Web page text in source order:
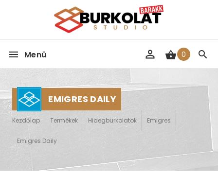
Menü 0
EMIGRES DAILY
Kezdőlap Termékek Hidegburkolatok Emigres
Emigres Daily